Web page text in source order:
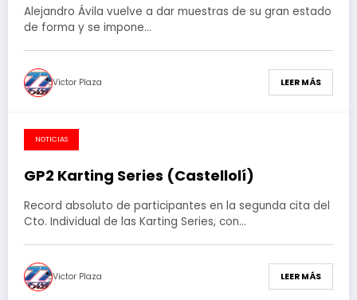
Alejandro Ávila vuelve a dar muestras de su gran estado
de forma y se impone…
Victor Plaza LEER MÁS
5 de marzo de 2017
NOTICIAS
GP2 Karting Series (Castellolí)
Record absoluto de participantes en la segunda cita del
Cto. Individual de las Karting Series, con…
Victor Plaza LEER MÁS